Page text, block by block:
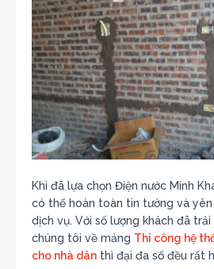
Khi đã lựa chọn Điện nước Minh
có thể hoàn toàn tin tưởng và
dịch vụ. Với số lượng khách đã
chúng tôi về mảng Thi công hệ
cho nhà dân thì đại đa số đều rất